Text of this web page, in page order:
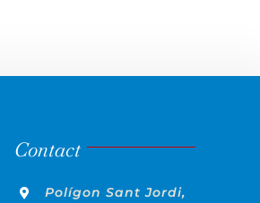
Contact
Polígon Sant Jordi,